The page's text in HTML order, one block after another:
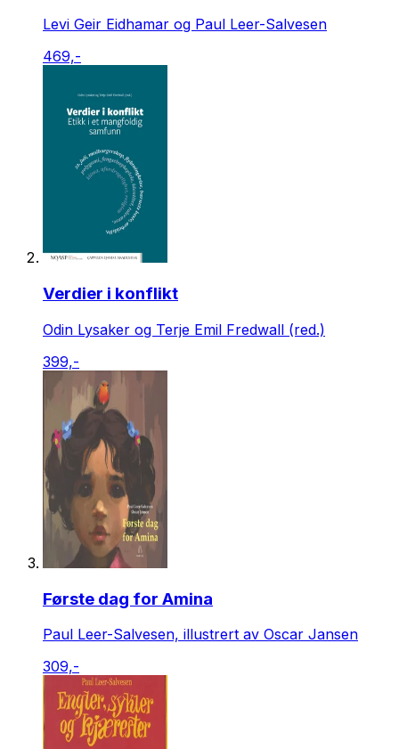
Levi Geir Eidhamar og Paul Leer-Salvesen
469,-
Verdier i konflikt
Odin Lysaker og Terje Emil Fredwall (red.)
399,-
Første dag for Amina
Paul Leer-Salvesen, illustrert av Oscar Jansen
309,-